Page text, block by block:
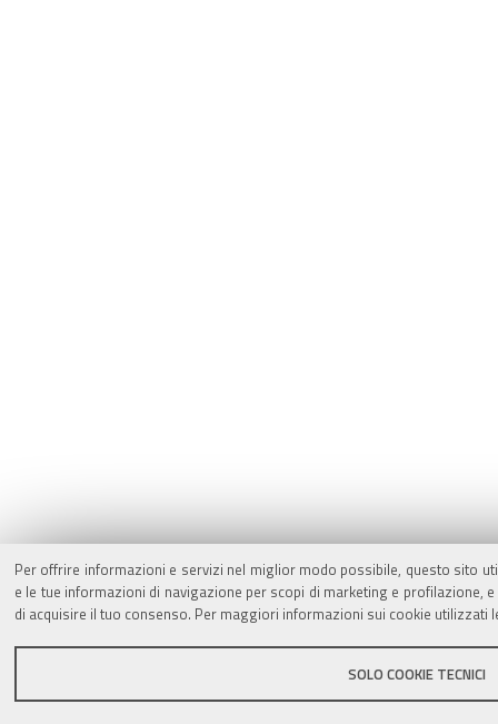
Per offrire informazioni e servizi nel miglior modo possibile, questo sito
e le tue informazioni di navigazione per scopi di marketing e
di acquisire il tuo consenso. Per maggiori informazioni sui cookie utilizzati
SOLO COOKIE TECNICI